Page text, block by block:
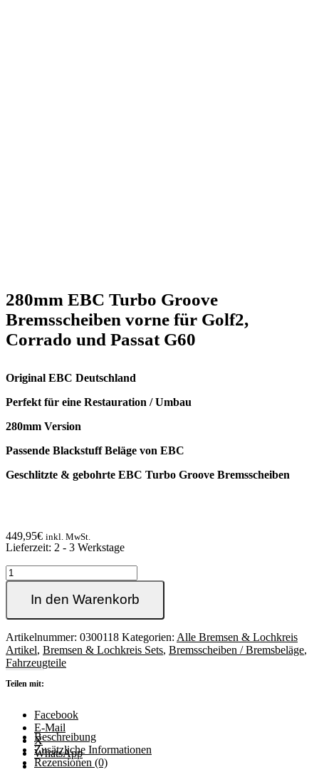
280mm EBC Turbo Groove
Bremsscheiben vorne für Golf2,
Corrado und Passat G60
Original EBC Deutschland
Perfekt für eine Restauration / Umbau
280mm Version
Passende Blackstuff Beläge von EBC
Geschlitzte & gebohrte EBC Turbo Groove Bremsscheiben
449,95€ inkl. MwSt.
Lieferzeit: 2 - 3 Werkstage
280mm
EBC
Turbo
Bremsscheiben
vorne
für
Golf2,
Corrado
und
G60
Menge
In den Warenkorb
Artikelnummer: 0300118 Kategorien: Alle Bremsen & Lochkreis
Artikel, Bremsen & Lochkreis Sets, Bremsscheiben / Bremsbeläge,
Fahrzeugteile
Teilen mit:
Facebook
E-Mail
X
WhatsApp
Beschreibung
Zusätzliche Informationen
Rezensionen (0)